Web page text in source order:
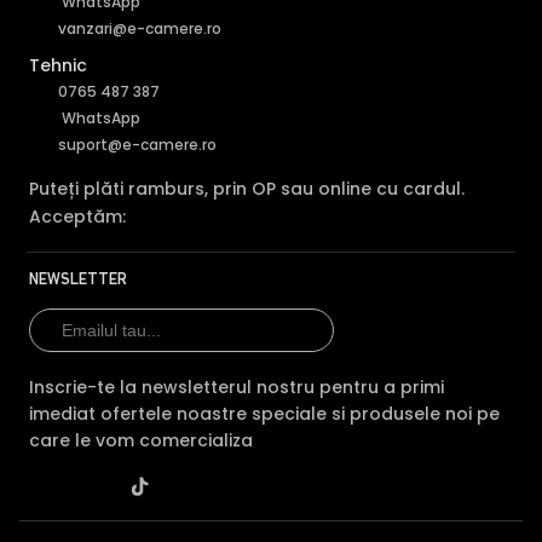
generate de depasirea liniilor de detectie a diverselor
obiecte, animale, vegetarie sau diverselor forme de
fenomene meteorologice (ploaie, ninsoare, etc)
vanzari@e-camere.ro
Tehnic
0765 487 387
WhatsApp
suport@e-camere.ro
Puteți plăti ramburs, prin OP sau online cu cardul.
Acceptăm:
NEWSLETTER
Inscrie-te la newsletterul nostru pentru a primi
imediat ofertele noastre speciale si produsele noi pe
care le vom comercializa